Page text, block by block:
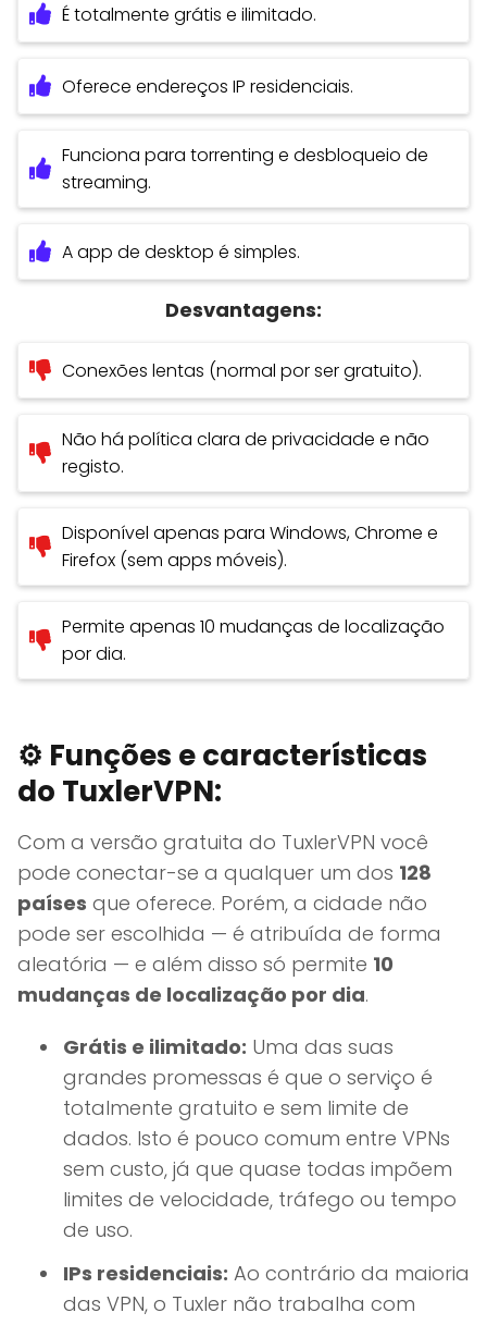
É totalmente grátis e ilimitado.
Oferece endereços IP residenciais.
Funciona para torrenting e desbloqueio de
streaming.
A app de desktop é simples.
Desvantagens:
Conexões lentas (normal por ser gratuito).
Não há política clara de privacidade e não
registo.
Disponível apenas para Windows, Chrome e
Firefox (sem apps móveis).
Permite apenas 10 mudanças de localização
por dia.
⚙️ Funções e características
do TuxlerVPN:
Com a versão gratuita do TuxlerVPN você
pode conectar-se a qualquer um dos 128
países que oferece. Porém, a cidade não
pode ser escolhida — é atribuída de forma
aleatória — e além disso só permite 10
mudanças de localização por dia.
Grátis e ilimitado: Uma das suas
grandes promessas é que o serviço é
totalmente gratuito e sem limite de
dados. Isto é pouco comum entre VPNs
sem custo, já que quase todas impõem
limites de velocidade, tráfego ou tempo
de uso.
IPs residenciais: Ao contrário da maioria
das VPN, o Tuxler não trabalha com